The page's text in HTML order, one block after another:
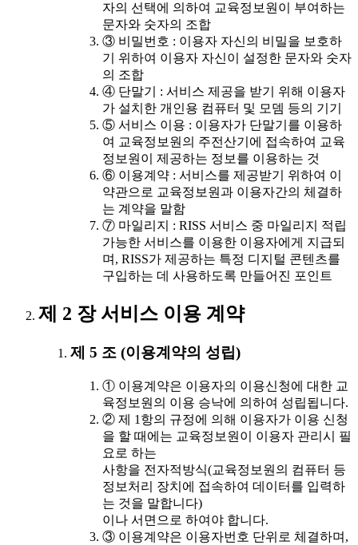
자의 선택에 의하여 교육정보원이 부여하는
문자와 숫자의 조합
③ 비밀번호 : 이용자 자신의 비밀을 보호하
기 위하여 이용자 자신이 설정한 문자와 숫자
의 조합
④ 단말기 : 서비스 제공을 받기 위해 이용자
가 설치한 개인용 컴퓨터 및 모뎀 등의 기기
⑤ 서비스 이용 : 이용자가 단말기를 이용하
여 교육정보원의 주전산기에 접속하여 교육
정보원이 제공하는 정보를 이용하는 것
⑥ 이용계약 : 서비스를 제공받기 위하여 이
약관으로 교육정보원과 이용자간의 체결하
는 계약을 말함
⑦ 마일리지 : RISS 서비스 중 마일리지 적립
가능한 서비스를 이용한 이용자에게 지급되
며, RISS가 제공하는 특정 디지털 콘텐츠를
구입하는 데 사용하도록 만들어진 포인트
제 2 장 서비스 이용 계약
제 5 조 (이용계약의 성립)
① 이용계약은 이용자의 이용신청에 대한 교
육정보원의 이용 승낙에 의하여 성립됩니다.
② 제 1항의 규정에 의해 이용자가 이용 신청
을 할 때에는 교육정보원이 이용자 관리시 필
요로 하는
사항을 전자적방식(교육정보원의 컴퓨터 등
정보처리 장치에 접속하여 데이터를 입력하
는 것을 말합니다)
이나 서면으로 하여야 합니다.
③ 이용계약은 이용자번호 단위로 체결하며,